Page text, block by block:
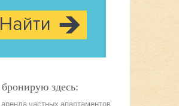
здесь:
частных апартаментов